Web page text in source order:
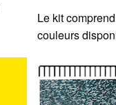
Le kit
couleurs